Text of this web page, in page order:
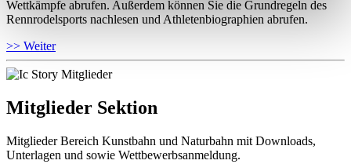
Wettkämpfe abrufen. Außerdem können Sie die Grundregeln des
Rennrodelsports nachlesen und Athletenbiographien abrufen.
>> Weiter
Mitglieder Sektion
Mitglieder Bereich Kunstbahn und Naturbahn mit Downloads,
Unterlagen und sowie Wettbewerbsanmeldung.